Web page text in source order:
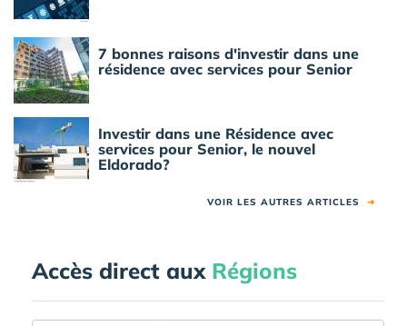
7 bonnes raisons d'investir dans une
résidence avec services pour Senior
Investir dans une Résidence avec
services pour Senior, le nouvel
Eldorado?
VOIR LES AUTRES ARTICLES ➜
Accès direct aux Régions